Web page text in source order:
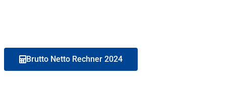
Brutto Netto Rechner 2024